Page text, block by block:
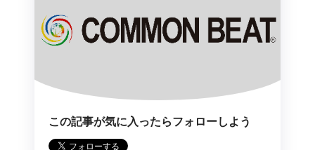
この記事が気に入ったらフォローしよう